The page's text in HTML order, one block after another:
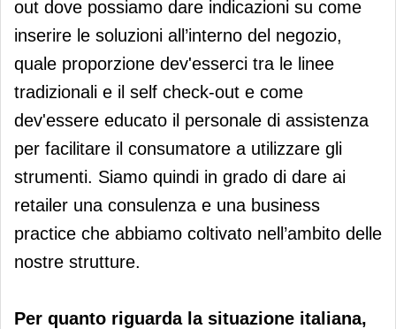
out dove possiamo dare indicazioni su come
inserire le soluzioni all’interno del negozio,
quale proporzione dev'esserci tra le linee
tradizionali e il self check-out e come
dev'essere educato il personale di assistenza
per facilitare il consumatore a utilizzare gli
strumenti. Siamo quindi in grado di dare ai
retailer una consulenza e una business
practice che abbiamo coltivato nell’ambito delle
nostre strutture.
Per quanto riguarda la situazione italiana,